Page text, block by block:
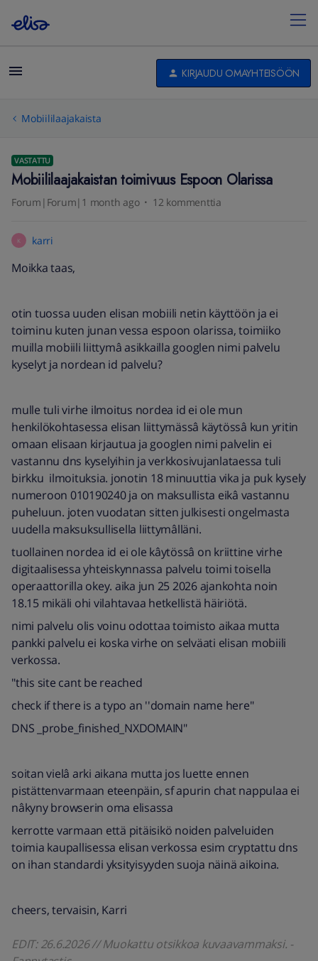
KIRJAUDU OMAYHTEISÖÖN
Mobiililaajakaista
VASTATTU
Mobiililaajakaistan toimivuus Espoon Olarissa
Forum|Forum|1 month ago 12 kommenttia
K karri
Moikka taas,
otin tuossa uuden elisan mobiili netin käyttöön ja ei
toiminu kuten junan vessa espoon olarissa, toimiiko
muilla mobiili liittymâ asikkailla googlen nimi palvelu
kyselyt ja nordean id palvelu?
mulle tuli virhe ilmoitus nordea id ei ole mun
henkilökohtasessa elisan liittymässâ käytössâ kun yritin
omaan elisaan kirjautua ja googlen nimi palvelin ei
vastannu dns kyselyihin ja verkkosivujanlataessa tuli
birkku ilmoituksia. jonotin 18 minuuttia vika ja puk kysely
numeroon 010190240 ja on maksullista eikâ vastannu
puheluun. joten vuodatan sitten julkisesti ongelmasta
uudella maksuksullisella liittymâlläni.
tuollainen nordea id ei ole kâytössâ on kriittine virhe
digitaalisessa yhteiskynnassa palvelu toimi toisella
operaattorilla okey. aika jun 25 2026 ajankohta noin
18.15 mikäli ohi vilahtavaa hetkellistä häiriötä.
nimi palvelu olis voinu odottaa toimisto aikaa mutta
pankki palvelu ei koska virhe on selväati elisan mobiili
verkossa.
"this site cant be reached
check if there is a typo an ''domain name here"
DNS _probe_finished_NXDOMAIN"
soitan vielâ arki aikana mutta jos luette ennen
pistättenvarmaan eteenpäin, sf apurin chat nappulaa ei
nâkyny browserin oma elisassa
kerrotte varmaan että pitäisikö noiden palveluiden
toimia kaupallisessa elisan verkossa esim cryptattu dns
on ihan standardi yksityisyyden suoja näinä aikoina.
cheers, tervaisin, Karri
EDIT: 26.6.2026 // Muokattu otsikkoa kuvaavammaksi. -